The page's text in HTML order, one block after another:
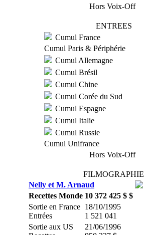
Hors Voix-Off
ENTREES
Cumul France
Cumul Paris & Périphérie
Cumul Allemagne
Cumul Brésil
Cumul Chine
Cumul Corée du Sud
Cumul Espagne
Cumul Italie
Cumul Russie
Cumul Unifrance
Hors Voix-Off
FILMOGRAPHIE
Nelly et M. Arnaud
Recettes Monde 10 372 425 $ $
Sortie en France
Entrées
18/10/1995
1 521 041
Sortie aux US
21/06/1996